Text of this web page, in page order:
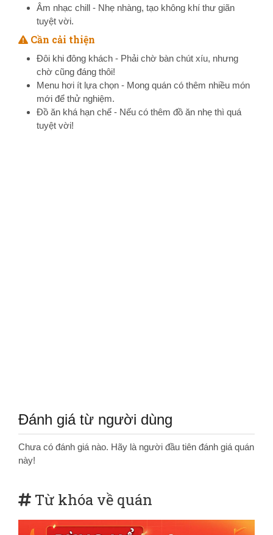
Âm nhạc chill - Nhẹ nhàng, tạo không khí thư giãn
tuyệt vời.
Cần cải thiện
Đôi khi đông khách - Phải chờ bàn chút xíu, nhưng
chờ cũng đáng thôi!
Menu hơi ít lựa chọn - Mong quán có thêm nhiều món
mới để thử nghiệm.
Đồ ăn khá hạn chế - Nếu có thêm đồ ăn nhẹ thì quá
tuyệt vời!
Đánh giá từ người dùng
Chưa có đánh giá nào. Hãy là người đầu tiên đánh giá quán
này!
Từ khóa về quán